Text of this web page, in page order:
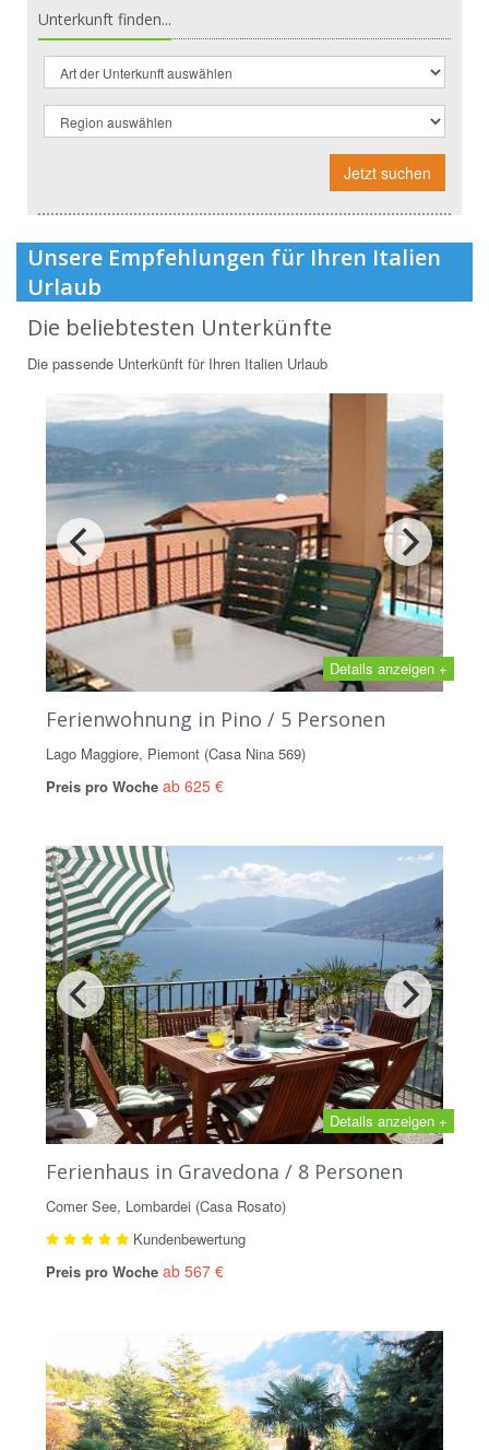
Unterkunft finden...
Jetzt suchen
Unsere Empfehlungen für Ihren Italien
Urlaub
Die beliebtesten Unterkünfte
Die passende Unterkünft für Ihren Italien Urlaub
Details anzeigen +
Ferienwohnung in Pino / 5 Personen
Lago Maggiore, Piemont (Casa Nina 569)
Preis pro Woche ab 625 €
Details anzeigen +
Ferienhaus in Gravedona / 8 Personen
Comer See, Lombardei (Casa Rosato)
Kundenbewertung
Preis pro Woche ab 567 €